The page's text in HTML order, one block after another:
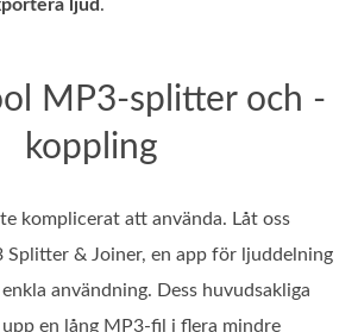
ljud.
MP3-splitter och -
koppling
komplicerat att använda. Låt oss
Splitter & Joiner, en app för ljuddelning
användning. Dess huvudsakliga
en lång MP3-fil i flera mindre